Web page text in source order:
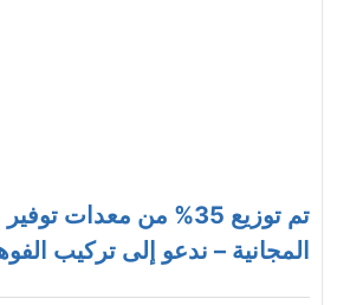
تم توزيع 35% من معدات
المجانية – ندعو إلى تركيب